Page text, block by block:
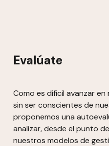
Evalúate
Como es difícil avanzar
sin ser conscientes de
proponemos una
analizar, desde el punto
nuestros modelos de